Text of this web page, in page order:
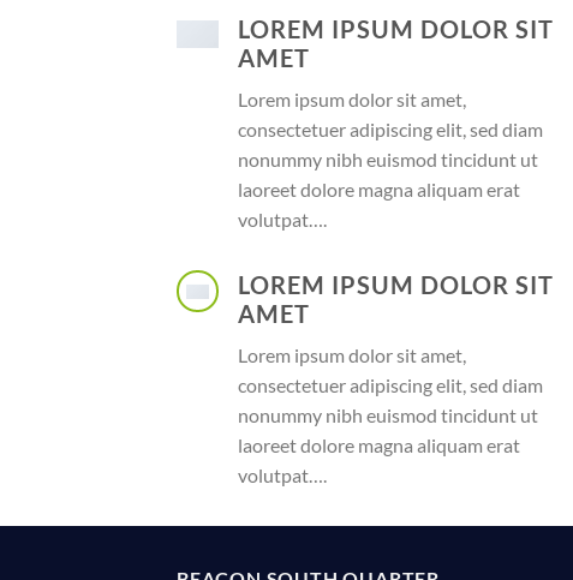
LOREM IPSUM DOLOR SIT
AMET
Lorem ipsum dolor sit amet,
consectetuer adipiscing elit, sed diam
nonummy nibh euismod tincidunt ut
laoreet dolore magna aliquam erat
volutpat….
LOREM IPSUM DOLOR SIT
AMET
Lorem ipsum dolor sit amet,
consectetuer adipiscing elit, sed diam
nonummy nibh euismod tincidunt ut
laoreet dolore magna aliquam erat
volutpat….